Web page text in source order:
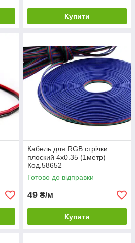
Купити
Кабель для RGB стрічки
плоский 4х0.35 (1метр)
Код.58652
Готово до відправки
49 ₴/м
Купити